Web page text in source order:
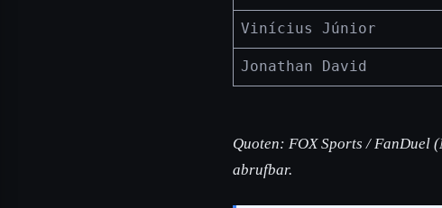
Vinícius Júnior
Jonathan David
Quoten: FOX Sports / FanDuel
abrufbar.